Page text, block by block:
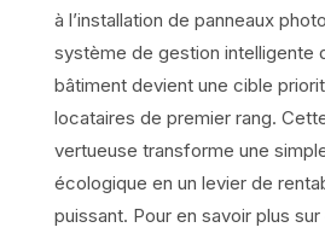
à l’installation de panneaux
système de gestion intelligente
bâtiment devient une cible
locataires de premier rang.
vertueuse transforme une
écologique en un levier de
puissant. Pour en savoir plus